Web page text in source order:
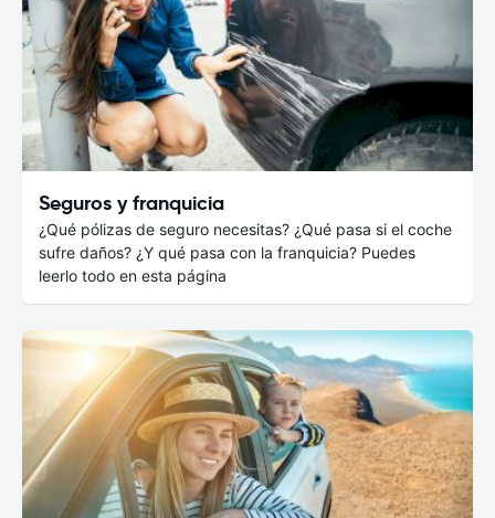
Seguros y franquicia
¿Qué pólizas de seguro necesitas? ¿Qué pasa si el coche
sufre daños? ¿Y qué pasa con la franquicia? Puedes
leerlo todo en esta página